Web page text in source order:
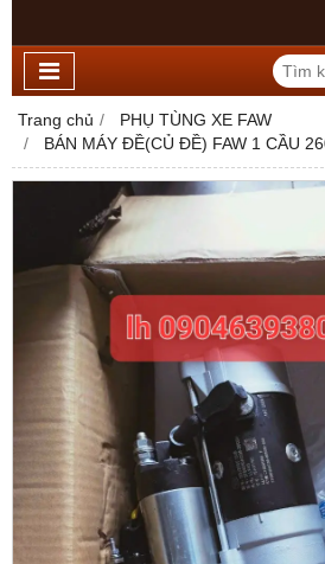
Trang chủ
PHỤ TÙNG XE FAW
BÁN MÁY ĐỀ(CỦ ĐỀ) FAW 1 CẦU